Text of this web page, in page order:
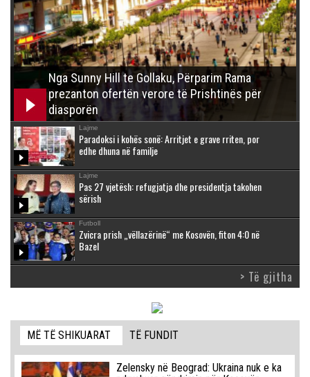
Nga Sunny Hill te Gollaku, Përparim Rama
prezanton ofertën verore të Prishtinës për
diasporën
Lajme
Paradoksi i kohës sonë: Arritjet e grave rriten, por
edhe dhuna në familje
Lajme
Pas 27 vjetësh: refugjatja dhe presidentja takohen
sërish
Futboll
Zvicra prish „vëllazërinë“ me Kosovën, fiton 4:0 në
Bazel
> Të gjitha
MË TË SHIKUARAT TË FUNDIT
Zelensky në Beograd: Ukraina nuk e ka